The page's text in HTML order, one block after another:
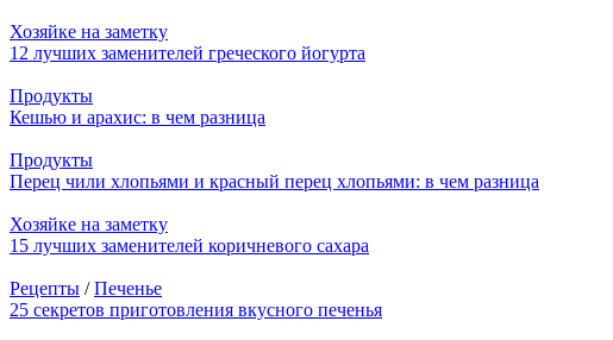
Хозяйке на заметку
12 лучших заменителей греческого йогурта
Продукты
Кешью и арахис: в чем разница
Продукты
Перец чили хлопьями и красный перец хлопьями: в чем разница
Хозяйке на заметку
15 лучших заменителей коричневого сахара
Рецепты /Печенье
25 секретов приготовления вкусного печенья